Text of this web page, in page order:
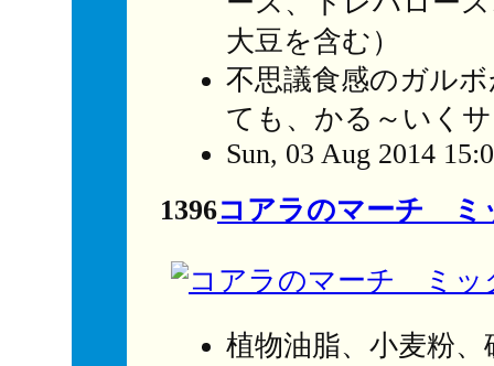
大豆を含む）
不思議食感のガル
ても、かる～いく
Sun, 03 Aug 2014
1396コアラのマーチ ミ
植物油脂、小麦粉